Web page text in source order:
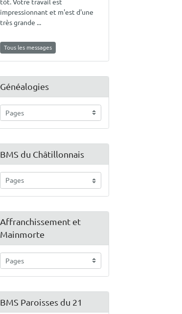
impressionnant et m'est d'une
très grande ...
Tous les messages
Généalogies
BMS du Châtillonnais
Affranchissement et
Mainmorte
BMS Paroisses du 21